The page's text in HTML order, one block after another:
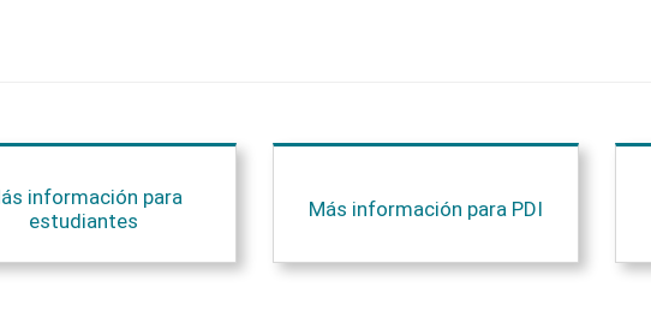
información para
estudiantes
Más información para PDI